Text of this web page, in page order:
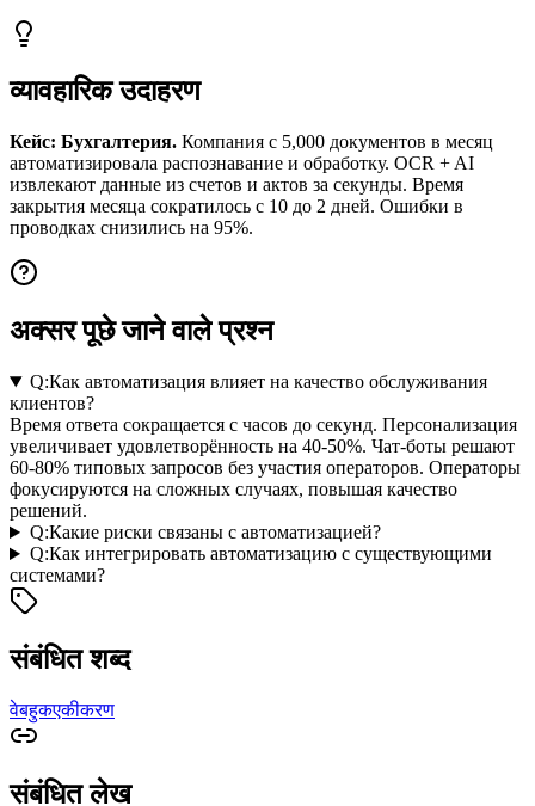
व्यावहारिक उदाहरण
Кейс: Бухгалтерия. Компания с 5,000 документов в месяц
автоматизировала распознавание и обработку. OCR + AI
извлекают данные из счетов и актов за секунды. Время
закрытия месяца сократилось с 10 до 2 дней. Ошибки в
проводках снизились на 95%.
अक्सर पूछे जाने वाले प्रश्न
Q:Как автоматизация влияет на качество обслуживания
клиентов?
Время ответа сокращается с часов до секунд. Персонализация
увеличивает удовлетворённость на 40-50%. Чат-боты решают
60-80% типовых запросов без участия операторов. Операторы
фокусируются на сложных случаях, повышая качество
решений.
Q:Какие риски связаны с автоматизацией?
Q:Как интегрировать автоматизацию с существующими
системами?
संबंधित शब्द
वेबहुकएकीकरण
संबंधित लेख